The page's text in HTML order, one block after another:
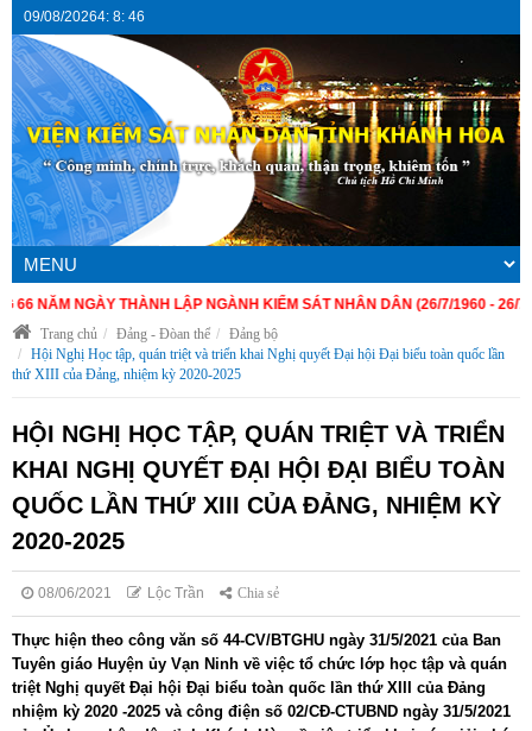
09/08/20264: 8: 47
NGÀY THÀNH LẬP NGÀNH KIỂM SÁT NHÂN DÂN (26/7/1960 - 26/7/2026)
Trang chủ
Đảng - Đòan thể
Đảng bộ
Hội Nghị Học tập, quán triệt và triển khai Nghị quyết Đại hội Đại biểu toàn quốc lần
thứ XIII của Đảng, nhiệm kỳ 2020-2025
HỘI NGHỊ HỌC TẬP, QUÁN TRIỆT VÀ TRIỂN
KHAI NGHỊ QUYẾT ĐẠI HỘI ĐẠI BIỂU TOÀN
QUỐC LẦN THỨ XIII CỦA ĐẢNG, NHIỆM KỲ
2020-2025
08/06/2021 Lộc Trần Chia sẻ
Thực hiện theo công văn số 44-CV/BTGHU ngày 31/5/2021 của Ban
Tuyên giáo Huyện ủy Vạn Ninh về việc tổ chức lớp học tập và quán
triệt Nghị quyết Đại hội Đại biểu toàn quốc lần thứ XIII của Đảng
nhiệm kỳ 2020 -2025 và công điện số 02/CĐ-CTUBND ngày 31/5/2021